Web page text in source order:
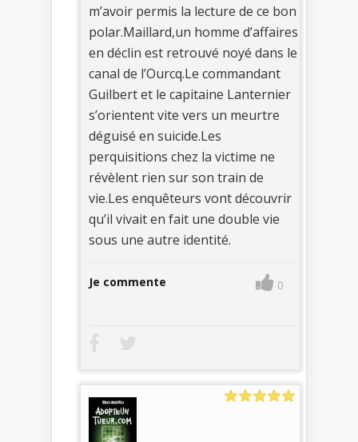
m’avoir permis la lecture de ce bon
polar.Maillard,un homme d’affaires
en déclin est retrouvé noyé dans le
canal de l’Ourcq.Le commandant
Guilbert et le capitaine Lanternier
s’orientent vite vers un meurtre
déguisé en suicide.Les
perquisitions chez la victime ne
révèlent rien sur son train de
vie.Les enquêteurs vont découvrir
qu’il vivait en fait une double vie
sous une autre identité.
Je commente 0